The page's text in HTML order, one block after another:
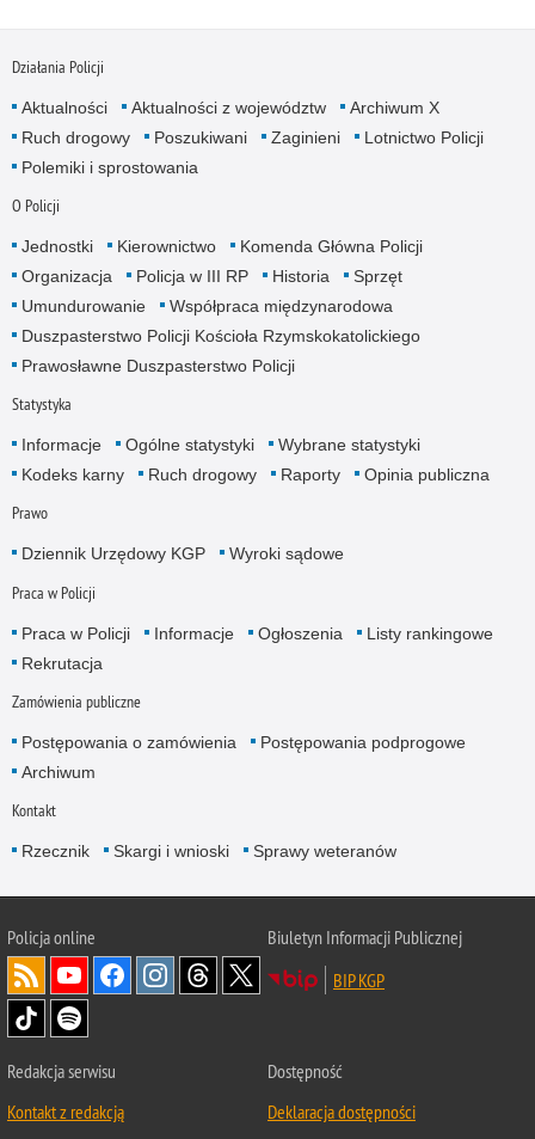
Działania Policji
Aktualności Aktualności z województw
Archiwum X
Ruch drogowy
Poszukiwani Zaginieni
Lotnictwo Policji
Polemiki i sprostowania
O Policji
Jednostki Kierownictwo
Komenda Główna Policji
Organizacja
Policja w III RP Historia
Sprzęt
Umundurowanie
Współpraca międzynarodowa
Duszpasterstwo Policji Kościoła Rzymskokatolickiego
Prawosławne Duszpasterstwo Policji
Statystyka
Informacje Ogólne statystyki
Wybrane statystyki
Kodeks karny
Ruch drogowy Raporty Opinia publiczna
Prawo
Dziennik Urzędowy KGP Wyroki sądowe
Praca w Policji
Praca w Policji Informacje Ogłoszenia
Listy rankingowe
Rekrutacja
Zamówienia publiczne
Postępowania o zamówienia
Postępowania podprogowe
Archiwum
Kontakt
Rzecznik Skargi i wnioski Sprawy weteranów
Policjaonline
Biuletyn Informacji Publicznej
BIP KGP
Redakcja serwisu
Kontakt z redakcją
Dostępność
Deklaracja dostępności